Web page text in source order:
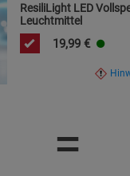
ResiliLight LED
Leuchtmittel
19,99 €
=